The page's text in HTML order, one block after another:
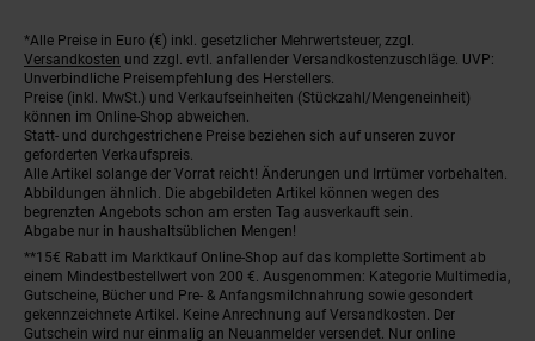
Fußnoten
*Alle Preise in Euro (€) inkl. gesetzlicher Mehrwertsteuer, zzgl.
Versandkosten und zzgl. evtl. anfallender Versandkostenzuschläge. UVP:
Unverbindliche Preisempfehlung des Herstellers.
Preise (inkl. MwSt.) und Verkaufseinheiten (Stückzahl/Mengeneinheit)
können im Online-Shop abweichen.
Statt- und durchgestrichene Preise beziehen sich auf unseren zuvor
geforderten Verkaufspreis.
Alle Artikel solange der Vorrat reicht! Änderungen und Irrtümer vorbehalten.
Abbildungen ähnlich. Die abgebildeten Artikel können wegen des
begrenzten Angebots schon am ersten Tag ausverkauft sein.
Abgabe nur in haushaltsüblichen Mengen!
**15€ Rabatt im Marktkauf Online-Shop auf das komplette Sortiment ab
einem Mindestbestellwert von 200 €. Ausgenommen: Kategorie Multimedia,
Gutscheine, Bücher und Pre- & Anfangsmilchnahrung sowie gesondert
gekennzeichnete Artikel. Keine Anrechnung auf Versandkosten. Der
Gutschein wird nur einmalig an Neuanmelder versendet. Nur online